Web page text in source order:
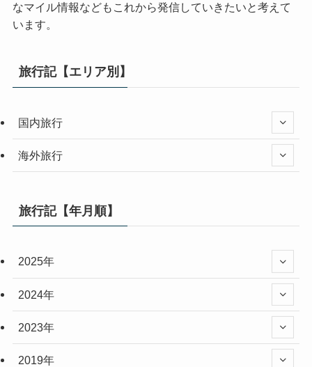
なマイル情報などもこれから発信していきたいと考えて
います。
旅行記【エリア別】
国内旅行
海外旅行
旅行記【年月順】
2025年
2024年
2023年
2019年